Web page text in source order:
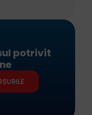
potrivit